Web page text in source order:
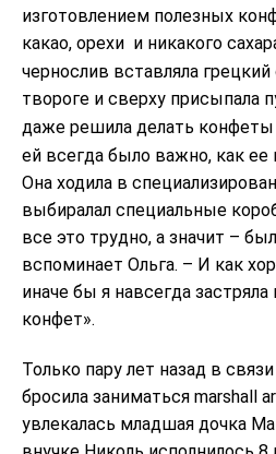
изготовлением полезных
какао, орехи и никакого
чернослив вставляла грецкий
твороге и сверху присыпала
даже решила делать
ей всегда было важно, как ее
Она ходила в
выбиралал специальные
все это трудно, а значит –
вспоминает Ольга. – И как
иначе бы я навсегда
конфет».
Только пару лет назад в
бросила заниматься marshall
увлекалась младшая дочка